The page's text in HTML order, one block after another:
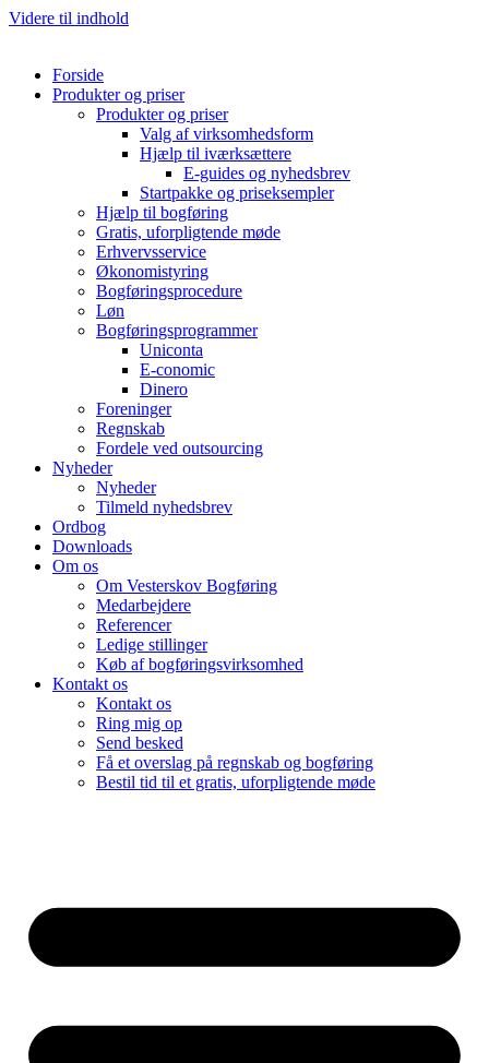
Videre til indhold
Forside
Produkter og priser
Produkter og priser
Valg af virksomhedsform
Hjælp til iværksættere
E-guides og nyhedsbrev
Startpakke og priseksempler
Hjælp til bogføring
Gratis, uforpligtende møde
Erhvervsservice
Økonomistyring
Bogføringsprocedure
Løn
Bogføringsprogrammer
Uniconta
E-conomic
Dinero
Foreninger
Regnskab
Fordele ved outsourcing
Nyheder
Nyheder
Tilmeld nyhedsbrev
Ordbog
Downloads
Om os
Om Vesterskov Bogføring
Medarbejdere
Referencer
Ledige stillinger
Køb af bogføringsvirksomhed
Kontakt os
Kontakt os
Ring mig op
Send besked
Få et overslag på regnskab og bogføring
Bestil tid til et gratis, uforpligtende møde